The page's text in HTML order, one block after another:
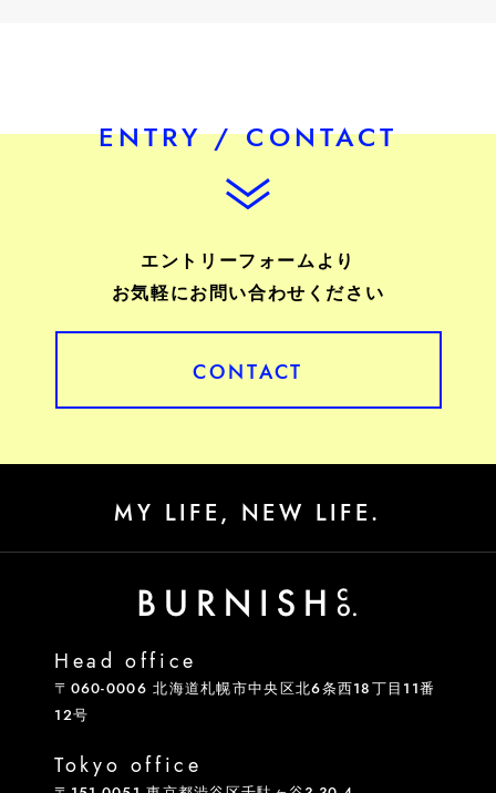
ENTRY / CONTACT
エントリーフォームより
お気軽にお問い合わせください
CONTACT
MY LIFE, NEW LIFE.
Head office
〒060-0006 北海道札幌市中央区北6条西18丁目11番
12号
Tokyo office